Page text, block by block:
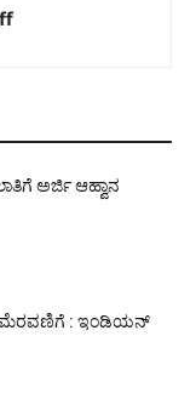
ಅರ್ಜಿ ಆಹ್ವಾನ
ಮೆರವಣಿಗೆ : ಇಂಡಿಯನ್